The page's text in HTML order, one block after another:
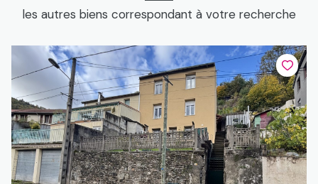
les autres biens correspondant à votre recherche